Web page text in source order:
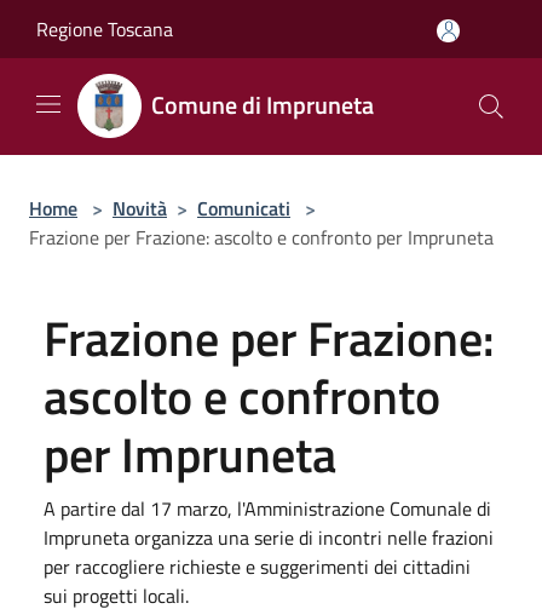
Regione Toscana
Comune di Impruneta
Home > Novità > Comunicati >
Frazione per Frazione: ascolto e confronto per Impruneta
Frazione per Frazione:
ascolto e confronto
per Impruneta
A partire dal 17 marzo, l'Amministrazione Comunale di
Impruneta organizza una serie di incontri nelle frazioni
per raccogliere richieste e suggerimenti dei cittadini
sui progetti locali.